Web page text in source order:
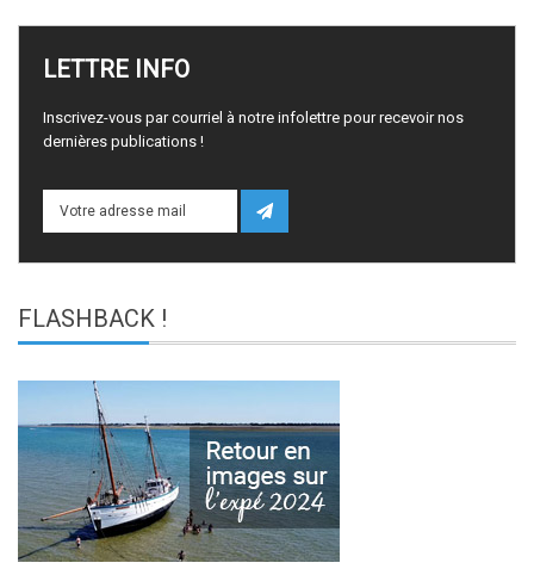
LETTRE INFO
Inscrivez-vous par courriel à notre infolettre pour recevoir nos
dernières publications !
FLASHBACK !